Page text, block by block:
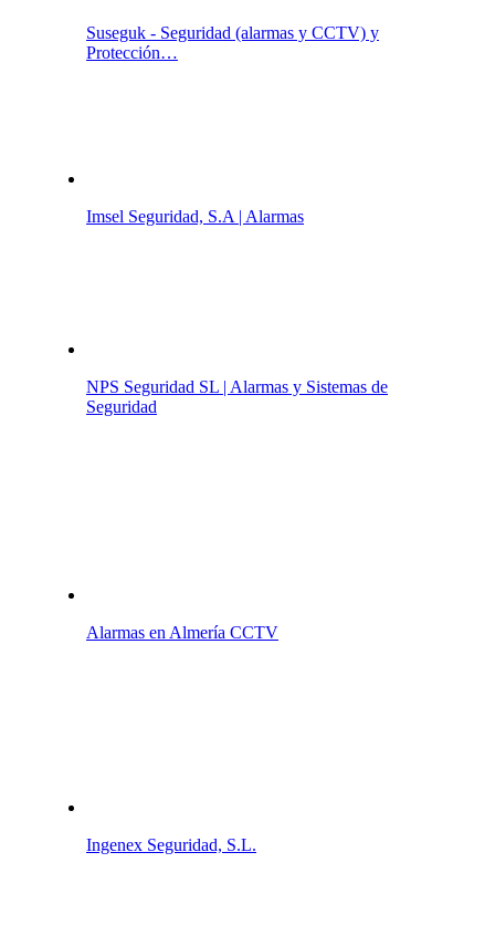
Suseguk - Seguridad (alarmas y CCTV) y
Protección…
Imsel Seguridad, S.A | Alarmas
NPS Seguridad SL | Alarmas y Sistemas de
Seguridad
Alarmas en Almería CCTV
Ingenex Seguridad, S.L.